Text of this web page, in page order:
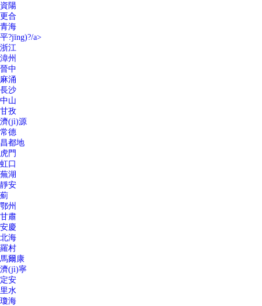
資陽
更合
青海
平?jīng)?/a>
浙江
漳州
晉中
麻涌
長沙
中山
甘孜
濟(jì)源
常德
昌都地
虎門
虹口
蕪湖
靜安
薊
鄂州
甘肅
安慶
北海
羅村
馬爾康
濟(jì)寧
定安
里水
瓊海